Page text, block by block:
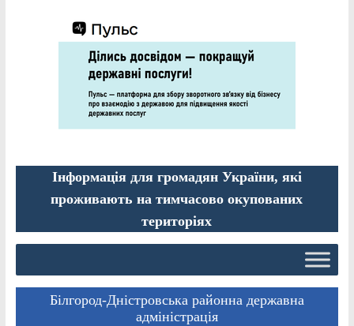
Інформація для громадян України, які
проживають на тимчасово окупованих
територіях
Білгород-Дністровська районна державна
адміністрація